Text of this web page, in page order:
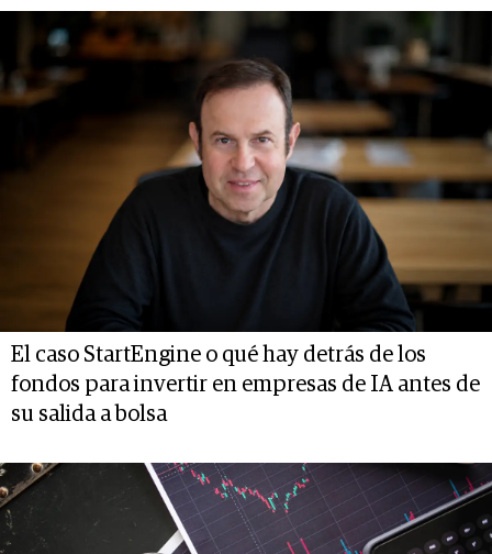
El caso StartEngine o qué hay detrás de los
fondos para invertir en empresas de IA antes de
su salida a bolsa